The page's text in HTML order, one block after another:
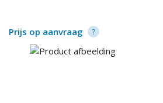
Prijs op aanvraag